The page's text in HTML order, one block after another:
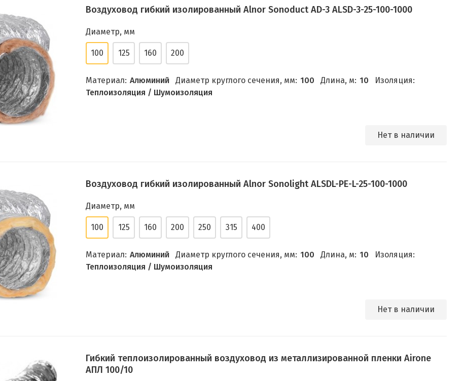
Воздуховод гибкий изолированный Alnor Sonoduct AD-3 ALSD-3-25-100-1000
Диаметр, мм
100 125 160 200
Материал: Алюминий Диаметр круглого сечения, мм: 100 Длина, м: 10
Изоляция:
Теплоизоляция / Шумоизоляция
Нет в наличии
Воздуховод гибкий изолированный Alnor Sonolight ALSDL-PE-L-25-100-1000
Диаметр, мм
100 125 160 200 250 315 400
Материал: Алюминий Диаметр круглого сечения, мм: 100 Длина, м: 10
Изоляция:
Теплоизоляция / Шумоизоляция
Нет в наличии
Гибкий теплоизолированный воздуховод из металлизированной пленки Airone
АПЛ 100/10